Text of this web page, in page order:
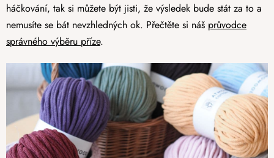
háčkování, tak si můžete být jisti, že výsledek bude stát za to a
nemusíte se bát nevzhledných ok. Přečtěte si náš průvodce
správného výběru příze.